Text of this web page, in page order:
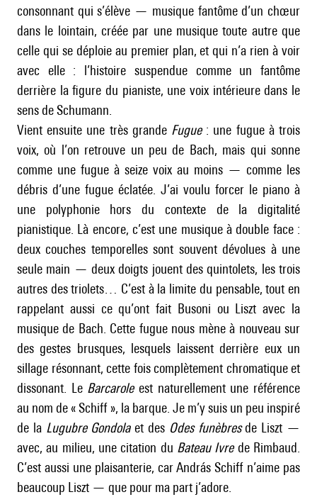
consonnant qui s’élève — musique fantôme d’un chœur
dans le lointain, créée par une musique toute autre que
celle qui se déploie au premier plan, et qui n’a rien à voir
avec elle : l’histoire suspendue comme un fantôme
derrière la figure du pianiste, une voix intérieure dans le
sens de Schumann.
Vient ensuite une très grande Fugue: une fugue à trois
voix, où l’on retrouve un peu de Bach, mais qui sonne
comme une fugue à seize voix au moins — comme les
débris d’une fugue éclatée. J’ai voulu forcer le piano à
une polyphonie hors du contexte de la digitalité
pianistique. Là encore, c’est une musique à double face :
deux couches temporelles sont souvent dévolues à une
seule main — deux doigts jouent des quintolets, les trois
autres des triolets… C’est à la limite du pensable, tout en
rappelant aussi ce qu’ont fait Busoni ou Liszt avec la
musique de Bach. Cette fugue nous mène à nouveau sur
des gestes brusques, lesquels laissent derrière eux un
sillage résonnant, cette fois complètement chromatique et
dissonant. Le Barcaroleest naturellement une référence
au nom de « Schiff », la barque. Je m’y suis un peu inspiré
de la Lugubre Gondolaet des Odes funèbresde Liszt —
avec, au milieu, une citation du Bateau Ivrede Rimbaud.
C’est aussi une plaisanterie, car András Schiff n’aime pas
beaucoup Liszt — que pour ma part j’adore.